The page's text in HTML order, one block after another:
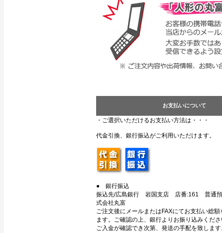
お支払いについて
・ご選択いただけるお支払い方法は・・・
代金引換、銀行振込がご利用いただけます。
● 銀行振込
振込先/広島銀行 岩国支店 店番:161 普通
式会社丸富
ご注文後にメールまたはFAXにてお支払い総
ます。ご確認の上、銀行よりお振り込みくだ
ご入金が確認でき次第、発送の手配を致しま